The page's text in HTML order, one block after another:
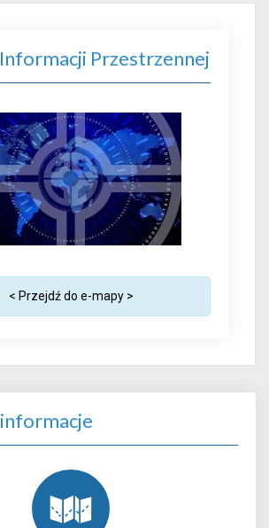
Informacji Przestrzennej
< Przejdź do e-mapy >
informacje